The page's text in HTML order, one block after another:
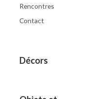
Rencontres
Contact
Décors